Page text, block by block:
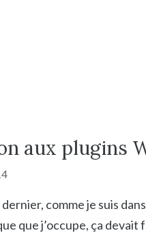
aux plugins
comme je suis
que j’occupe, ça